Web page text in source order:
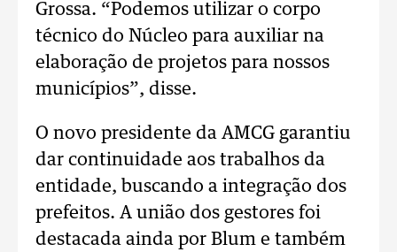
Grossa. “Podemos utilizar o corpo
técnico do Núcleo para auxiliar na
elaboração de projetos para nossos
municípios”, disse.
O novo presidente da AMCG garantiu
dar continuidade aos trabalhos da
entidade, buscando a integração dos
prefeitos. A união dos gestores foi
destacada ainda por Blum e também